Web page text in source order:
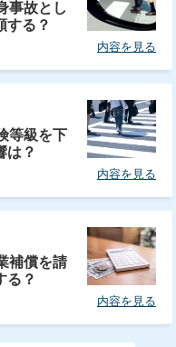
事故とし
する？
内容を見る
等級を下
は？
内容を見る
補償を請
る？
内容を見る